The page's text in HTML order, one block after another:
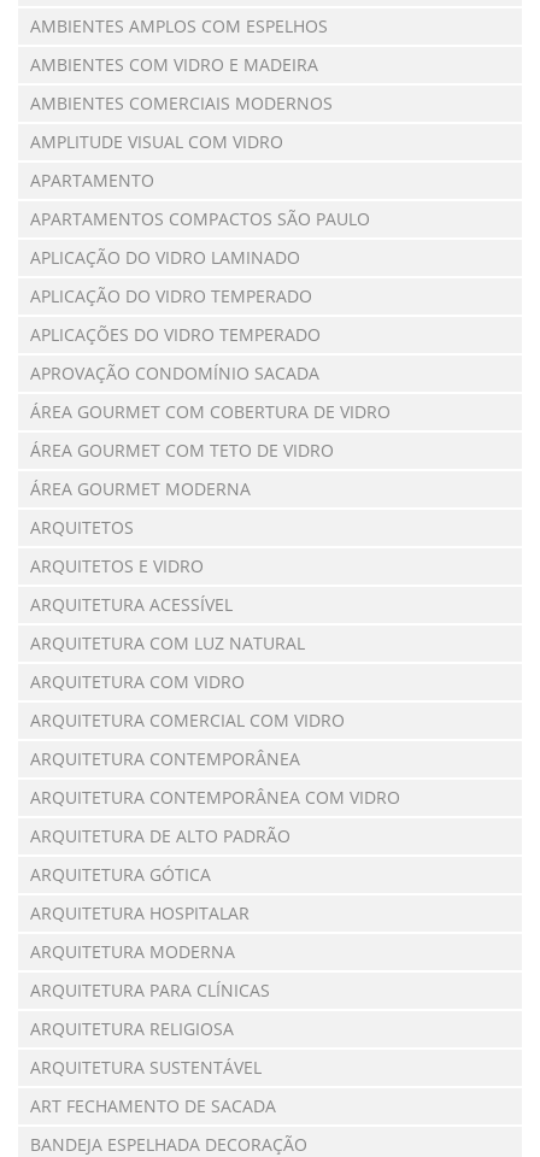
AMBIENTES AMPLOS COM ESPELHOS
AMBIENTES COM VIDRO E MADEIRA
AMBIENTES COMERCIAIS MODERNOS
AMPLITUDE VISUAL COM VIDRO
APARTAMENTO
APARTAMENTOS COMPACTOS SÃO PAULO
APLICAÇÃO DO VIDRO LAMINADO
APLICAÇÃO DO VIDRO TEMPERADO
APLICAÇÕES DO VIDRO TEMPERADO
APROVAÇÃO CONDOMÍNIO SACADA
ÁREA GOURMET COM COBERTURA DE VIDRO
ÁREA GOURMET COM TETO DE VIDRO
ÁREA GOURMET MODERNA
ARQUITETOS
ARQUITETOS E VIDRO
ARQUITETURA ACESSÍVEL
ARQUITETURA COM LUZ NATURAL
ARQUITETURA COM VIDRO
ARQUITETURA COMERCIAL COM VIDRO
ARQUITETURA CONTEMPORÂNEA
ARQUITETURA CONTEMPORÂNEA COM VIDRO
ARQUITETURA DE ALTO PADRÃO
ARQUITETURA GÓTICA
ARQUITETURA HOSPITALAR
ARQUITETURA MODERNA
ARQUITETURA PARA CLÍNICAS
ARQUITETURA RELIGIOSA
ARQUITETURA SUSTENTÁVEL
ART FECHAMENTO DE SACADA
BANDEJA ESPELHADA DECORAÇÃO